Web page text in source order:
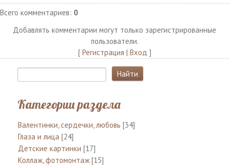
Всего комментариев: 0
Добавлять комментарии могут только зарегистрированные
пользователи.
[ Регистрация | Вход ]
Категории раздела
Валентинки, сердечки, любовь [34]
Глаза и лица [24]
Детские картинки [17]
Коллаж, фотомонтаж [15]